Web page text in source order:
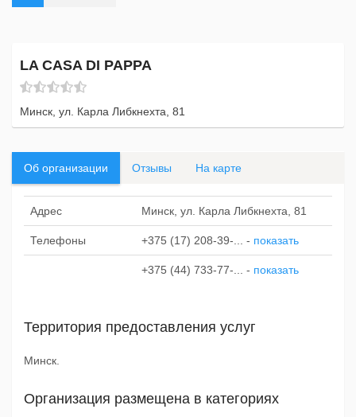
LA CASA DI PAPPA
Минск, ул. Карла Либкнехта, 81
Об организации Отзывы На карте
Адрес Минск, ул. Карла Либкнехта, 81
Телефоны +375 (17) 208-39-... - показать
+375 (44) 733-77-... - показать
Территория предоставления услуг
Минск.
Организация размещена в категориях